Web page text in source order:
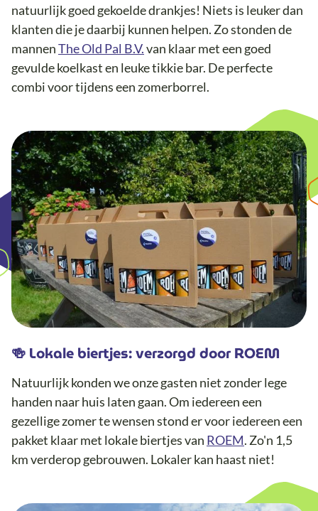
natuurlijk goed gekoelde drankjes! Niets is leuker dan
klanten die je daarbij kunnen helpen. Zo stonden de
mannenThe Old Pal B.V.van klaar met een goed
gevulde koelkast en leuke tikkie bar. De perfecte
combi voor tijdens een zomerborrel.
🍻 Lokale biertjes: verzorgd door ROEM
Natuurlijk konden we onze gasten niet zonder lege
handen naar huis laten gaan. Om iedereen een
gezellige zomer te wensen stond er voor iedereen een
pakket klaar met lokale biertjes van ROEM. Zo'n 1,5
km verderop gebrouwen. Lokaler kan haast niet!